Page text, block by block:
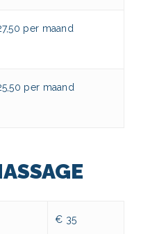
per maand
per maand
€ 35